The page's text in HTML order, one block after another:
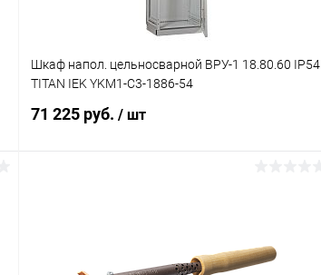
Шкаф напол. цельносварной ВРУ-1 18.80.60 IP54
TITAN IEK YKM1-C3-1886-54
71 225 руб. / шт
В наличии